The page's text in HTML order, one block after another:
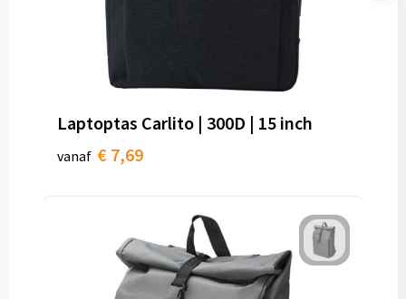
Laptoptas Carlito | 300D | 15 inch
vanaf € 7,69